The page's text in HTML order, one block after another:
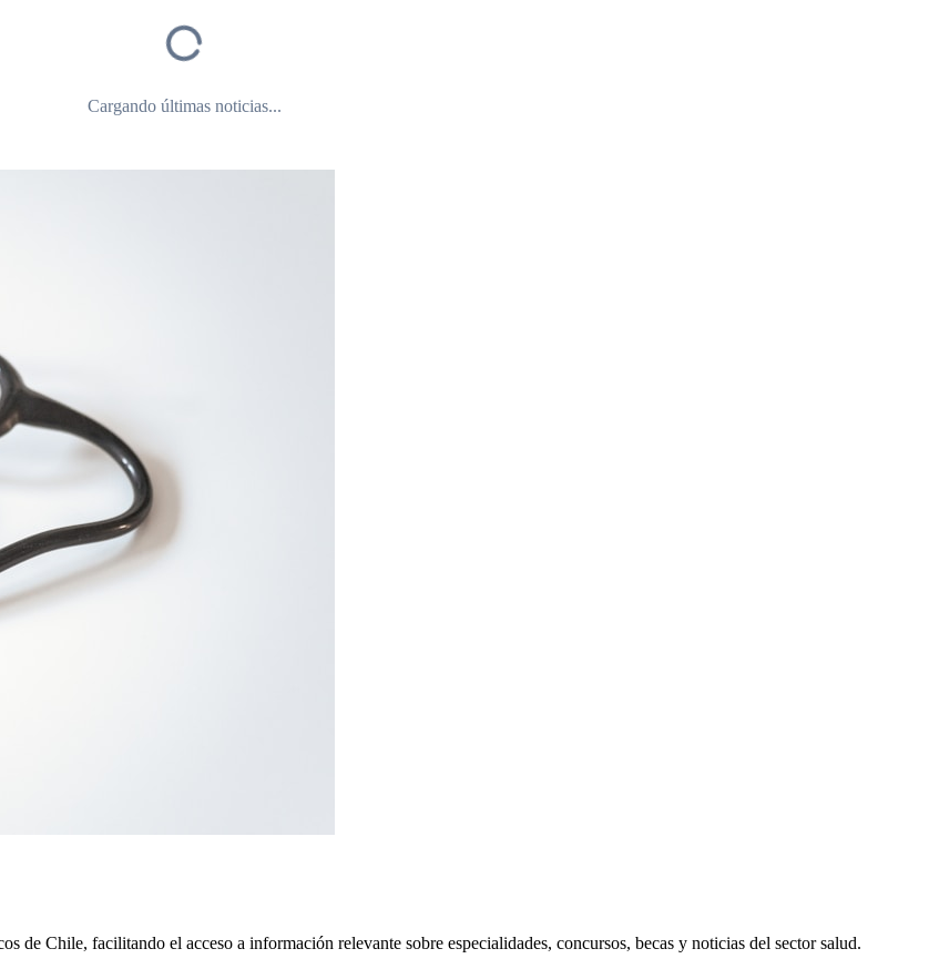
Cargando últimas noticias...
de Chile, facilitando el acceso a información relevante sobre especialidades, concursos, becas y noticias del sector salud.